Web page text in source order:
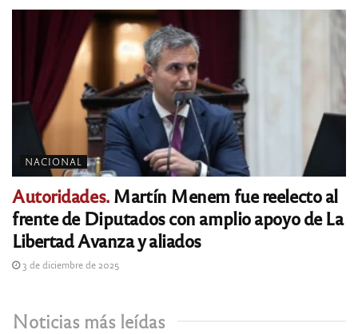
NACIONAL
Autoridades.Martín Menem fue reelecto al
frente de Diputados con amplio apoyo de La
Libertad Avanza y aliados
3 de diciembre de 2025
Noticias más leídas